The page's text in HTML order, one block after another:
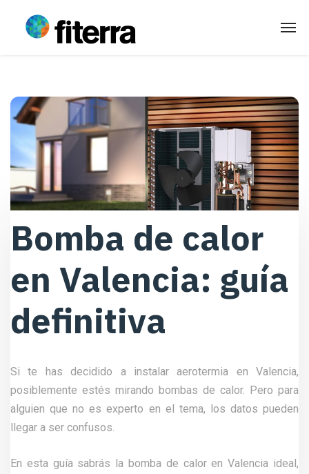
Bomba de calor
en Valencia: guía
definitiva
Si te has decidido a instalar aerotermia en Valencia,
posiblemente estés mirando bombas de calor. Pero para
alguien que no es experto en el tema, los datos pueden
llegar a ser confusos.
En esta guía sabrás la bomba de calor en Valencia ideal,